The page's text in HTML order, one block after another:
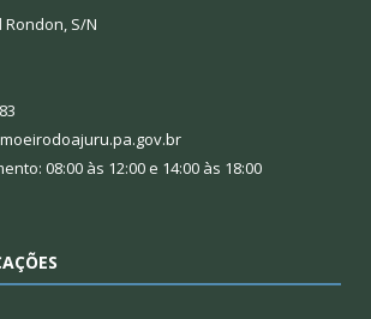
Rondon, S/N
08:00 às 12:00 e 14:00 às 18:00